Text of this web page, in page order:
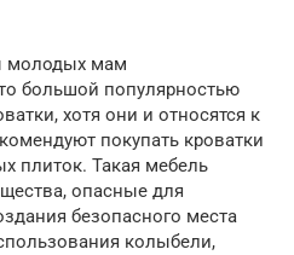
молодых мам
большой популярностью
хотя они и относятся к
покупать кроватки
плиток. Такая мебель
опасные для
безопасного места
колыбели,